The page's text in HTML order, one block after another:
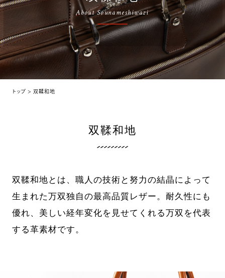
About Sounameshiwazi
トップ 双鞣和地
双鞣和地
双鞣和地とは、職人の技術と努力の結晶によって
生まれた万双独自の最高品質レザー。耐久性にも
優れ、美しい経年変化を見せてくれる万双を代表
する革素材です。